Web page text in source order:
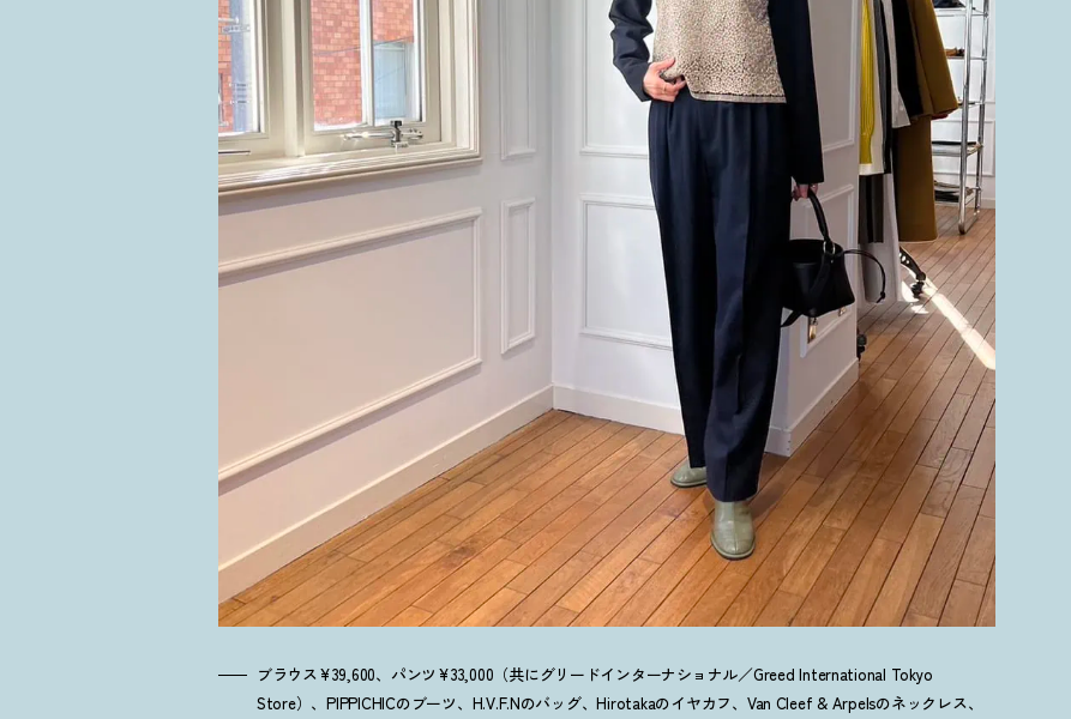
ブラウス¥39,600、パンツ¥33,000（共にグリードインターナショナル／Greed International Tokyo
Store）、PIPPICHICのブーツ、H.V.F.Nのバッグ、Hirotakaのイヤカフ、Van Cleef & Arpelsのネックレス、